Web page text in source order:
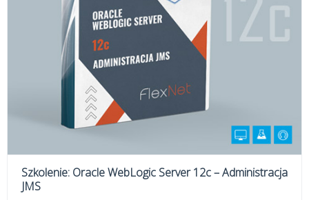
Szkolenie: Oracle WebLogic Server 12c – Administracja
JMS